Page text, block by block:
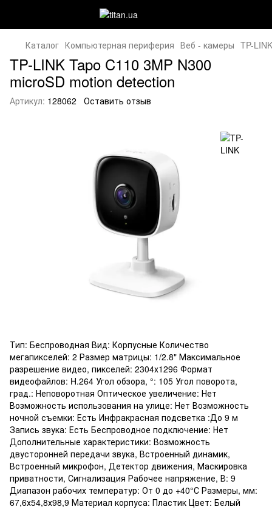
Каталог Компьютерная периферия Веб - камеры TP-
TP-LINK Tapo C110 3MP N300
microSD motion detection
Артикул: 128062 Оставить отзыв
Тип: Беспроводная Вид: Корпусные Количество
мегапикселей: 2 Размер матрицы: 1/2.8" Максимальное
разрешение видео, пикселей: 2304х1296 Формат
видеофайлов: H.264 Угол обзора, °: 105 Угол поворота,
град.: Неповоротная Оптическое увеличение: Нет
Возможность использования на улице: Нет Возможность
ночной съемки: Есть Инфракрасная подсветка :До 9 м
Запись звука: Есть Беспроводное подключение: Нет
Дополнительные характеристики: Возможность
двусторонней передачи звука, Встроенный динамик,
Встроенный микрофон, Детектор движения, Маскировка
приватности, Сигнализация Рабочее напряжение, В: 9
Диапазон рабочих температур: От 0 до +40°С Размеры, мм:
67,6х54,8х98,9 Материал корпуса: Пластик Цвет: Белый